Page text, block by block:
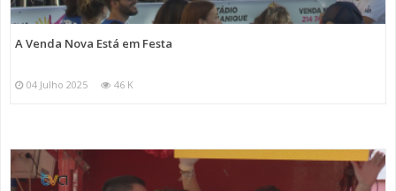
A Venda Nova Está em Festa
04 Julho 2025 46 K